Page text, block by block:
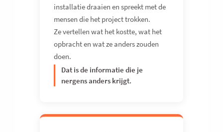
installatie draaien en spreekt met de
mensen die het project trokken.
Ze vertellen wat het kostte, wat het
opbracht en wat ze anders zouden
doen.
Dat is de informatie die je
nergens anders krijgt.